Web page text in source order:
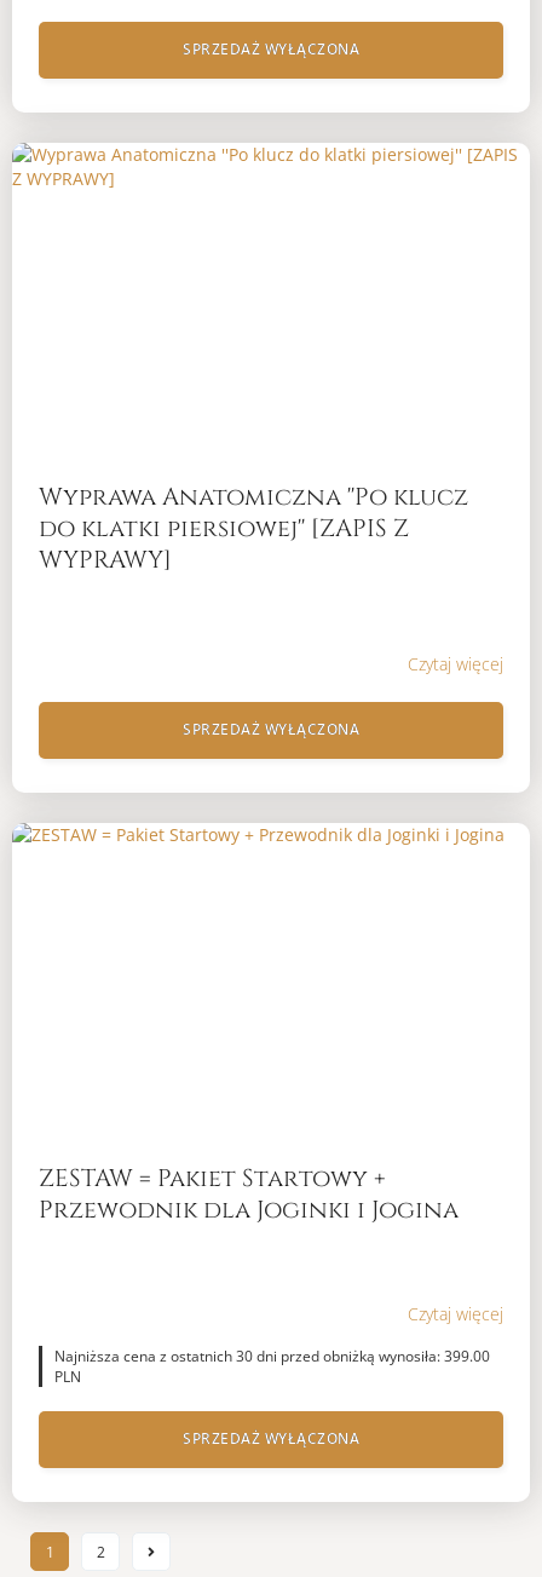
SPRZEDAŻ WYŁĄCZONA
Wyprawa Anatomiczna ''Po klucz
do klatki piersiowej'' [ZAPIS Z
WYPRAWY]
Czytaj więcej
SPRZEDAŻ WYŁĄCZONA
ZESTAW = Pakiet Startowy +
Przewodnik dla Joginki i Jogina
Czytaj więcej
Najniższa cena z ostatnich 30 dni przed obniżką wynosiła: 399.00
PLN
SPRZEDAŻ WYŁĄCZONA
1 2